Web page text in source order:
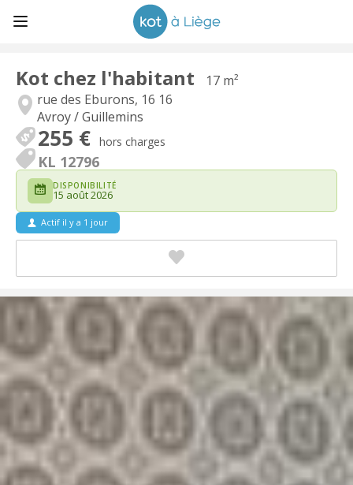
Kot chez l'habitant
17 m²
rue des Eburons, 16 16
Avroy / Guillemins
255 € hors charges
KL 12796
DISPONIBILITÉ
15 août 2026
Actif il y a 1 jour